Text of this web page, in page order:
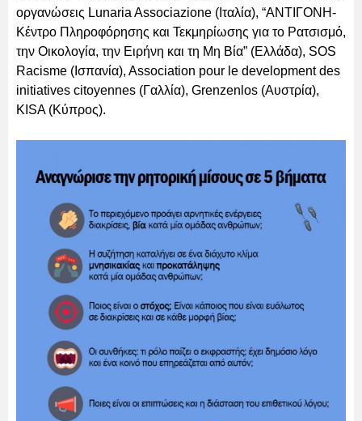
οργανώσεις Lunaria Associazione (Ιταλία), “ΑΝΤΙΓΟΝΗ-
Κέντρο Πληροφόρησης και Τεκμηρίωσης για το Ρατσισμό,
την Οικολογία, την Ειρήνη και τη Μη Βία” (Ελλάδα), SOS
Racisme (Ισπανία), Association pour le development des
initiatives citoyennes (Γαλλία), Grenzenlos (Αυστρία),
KISA (Κύπρος).